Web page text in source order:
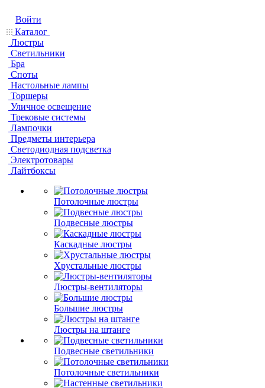
Войти
Каталог
Люстры
Светильники
Бра
Споты
Настольные лампы
Торшеры
Уличное освещение
Трековые системы
Лампочки
Предметы интерьера
Светодиодная подсветка
Электротовары
Лайтбоксы
Потолочные люстры
Подвесные люстры
Каскадные люстры
Хрустальные люстры
Люстры-вентиляторы
Большие люстры
Люстры на штанге
Подвесные светильники
Потолочные светильники